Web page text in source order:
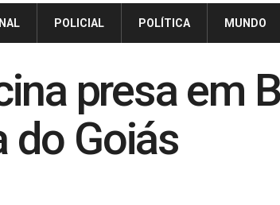
POLICIAL POLÍTICA MUNDO
presa em
do Goiás